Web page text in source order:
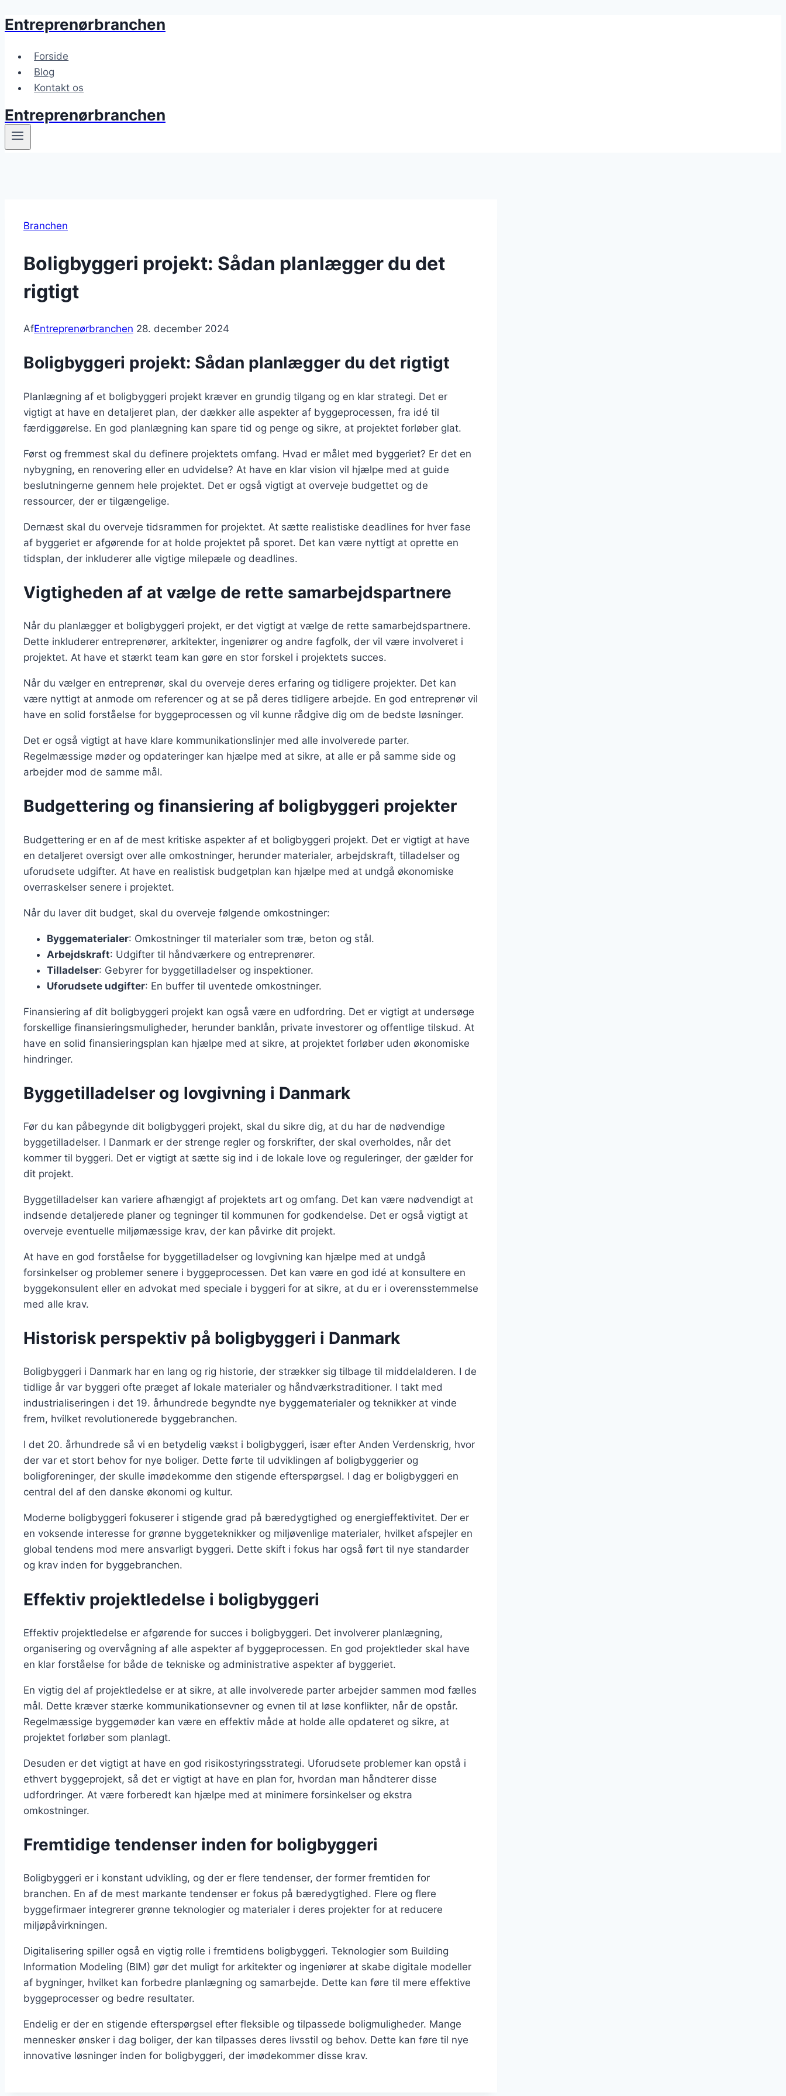
Fortsæt
indhold
Entreprenørbranchen
Forside
Blog
Kontakt os
Entreprenørbranchen
Branchen
Boligbyggeri projekt: Sådan planlægger du det
rigtigt
AfEntreprenørbranchen 28. december 2024
Boligbyggeri projekt: Sådan planlægger du det rigtigt
Planlægning af et boligbyggeri projekt kræver en grundig tilgang og en klar strategi. Det er
vigtigt at have en detaljeret plan, der dækker alle aspekter af byggeprocessen, fra idé til
færdiggørelse. En god planlægning kan spare tid og penge og sikre, at projektet forløber glat.
Først og fremmest skal du definere projektets omfang. Hvad er målet med byggeriet? Er det en
nybygning, en renovering eller en udvidelse? At have en klar vision vil hjælpe med at guide
beslutningerne gennem hele projektet. Det er også vigtigt at overveje budgettet og de
ressourcer, der er tilgængelige.
Dernæst skal du overveje tidsrammen for projektet. At sætte realistiske deadlines for hver fase
af byggeriet er afgørende for at holde projektet på sporet. Det kan være nyttigt at oprette en
tidsplan, der inkluderer alle vigtige milepæle og deadlines.
Vigtigheden af at vælge de rette samarbejdspartnere
Når du planlægger et boligbyggeri projekt, er det vigtigt at vælge de rette samarbejdspartnere.
Dette inkluderer entreprenører, arkitekter, ingeniører og andre fagfolk, der vil være involveret i
projektet. At have et stærkt team kan gøre en stor forskel i projektets succes.
Når du vælger en entreprenør, skal du overveje deres erfaring og tidligere projekter. Det kan
være nyttigt at anmode om referencer og at se på deres tidligere arbejde. En god entreprenør vil
have en solid forståelse for byggeprocessen og vil kunne rådgive dig om de bedste løsninger.
Det er også vigtigt at have klare kommunikationslinjer med alle involverede parter.
Regelmæssige møder og opdateringer kan hjælpe med at sikre, at alle er på samme side og
arbejder mod de samme mål.
Budgettering og finansiering af boligbyggeri projekter
Budgettering er en af de mest kritiske aspekter af et boligbyggeri projekt. Det er vigtigt at have
en detaljeret oversigt over alle omkostninger, herunder materialer, arbejdskraft, tilladelser og
uforudsete udgifter. At have en realistisk budgetplan kan hjælpe med at undgå økonomiske
overraskelser senere i projektet.
Når du laver dit budget, skal du overveje følgende omkostninger:
Byggematerialer: Omkostninger til materialer som træ, beton og stål.
Arbejdskraft: Udgifter til håndværkere og entreprenører.
Tilladelser: Gebyrer for byggetilladelser og inspektioner.
Uforudsete udgifter: En buffer til uventede omkostninger.
Finansiering af dit boligbyggeri projekt kan også være en udfordring. Det er vigtigt at undersøge
forskellige finansieringsmuligheder, herunder banklån, private investorer og offentlige tilskud. At
have en solid finansieringsplan kan hjælpe med at sikre, at projektet forløber uden økonomiske
hindringer.
Byggetilladelser og lovgivning i Danmark
Før du kan påbegynde dit boligbyggeri projekt, skal du sikre dig, at du har de nødvendige
byggetilladelser. I Danmark er der strenge regler og forskrifter, der skal overholdes, når det
kommer til byggeri. Det er vigtigt at sætte sig ind i de lokale love og reguleringer, der gælder for
dit projekt.
Byggetilladelser kan variere afhængigt af projektets art og omfang. Det kan være nødvendigt at
indsende detaljerede planer og tegninger til kommunen for godkendelse. Det er også vigtigt at
overveje eventuelle miljømæssige krav, der kan påvirke dit projekt.
At have en god forståelse for byggetilladelser og lovgivning kan hjælpe med at undgå
forsinkelser og problemer senere i byggeprocessen. Det kan være en god idé at konsultere en
byggekonsulent eller en advokat med speciale i byggeri for at sikre, at du er i overensstemmelse
med alle krav.
Historisk perspektiv på boligbyggeri i Danmark
Boligbyggeri i Danmark har en lang og rig historie, der strækker sig tilbage til middelalderen. I de
tidlige år var byggeri ofte præget af lokale materialer og håndværkstraditioner. I takt med
industrialiseringen i det 19. århundrede begyndte nye byggematerialer og teknikker at vinde
frem, hvilket revolutionerede byggebranchen.
I det 20. århundrede så vi en betydelig vækst i boligbyggeri, især efter Anden Verdenskrig, hvor
der var et stort behov for nye boliger. Dette førte til udviklingen af boligbyggerier og
boligforeninger, der skulle imødekomme den stigende efterspørgsel. I dag er boligbyggeri en
central del af den danske økonomi og kultur.
Moderne boligbyggeri fokuserer i stigende grad på bæredygtighed og energieffektivitet. Der er
en voksende interesse for grønne byggeteknikker og miljøvenlige materialer, hvilket afspejler en
global tendens mod mere ansvarligt byggeri. Dette skift i fokus har også ført til nye standarder
og krav inden for byggebranchen.
Effektiv projektledelse i boligbyggeri
Effektiv projektledelse er afgørende for succes i boligbyggeri. Det involverer planlægning,
organisering og overvågning af alle aspekter af byggeprocessen. En god projektleder skal have
en klar forståelse for både de tekniske og administrative aspekter af byggeriet.
En vigtig del af projektledelse er at sikre, at alle involverede parter arbejder sammen mod fælles
mål. Dette kræver stærke kommunikationsevner og evnen til at løse konflikter, når de opstår.
Regelmæssige byggemøder kan være en effektiv måde at holde alle opdateret og sikre, at
projektet forløber som planlagt.
Desuden er det vigtigt at have en god risikostyringsstrategi. Uforudsete problemer kan opstå i
ethvert byggeprojekt, så det er vigtigt at have en plan for, hvordan man håndterer disse
udfordringer. At være forberedt kan hjælpe med at minimere forsinkelser og ekstra
omkostninger.
Fremtidige tendenser inden for boligbyggeri
Boligbyggeri er i konstant udvikling, og der er flere tendenser, der former fremtiden for
branchen. En af de mest markante tendenser er fokus på bæredygtighed. Flere og flere
byggefirmaer integrerer grønne teknologier og materialer i deres projekter for at reducere
miljøpåvirkningen.
Digitalisering spiller også en vigtig rolle i fremtidens boligbyggeri. Teknologier som Building
Information Modeling (BIM) gør det muligt for arkitekter og ingeniører at skabe digitale modeller
af bygninger, hvilket kan forbedre planlægning og samarbejde. Dette kan føre til mere effektive
byggeprocesser og bedre resultater.
Endelig er der en stigende efterspørgsel efter fleksible og tilpassede boligmuligheder. Mange
mennesker ønsker i dag boliger, der kan tilpasses deres livsstil og behov. Dette kan føre til nye
innovative løsninger inden for boligbyggeri, der imødekommer disse krav.